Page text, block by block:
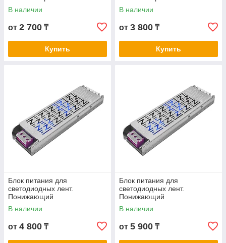
трансформатор FAN LUX 12V
60W
В наличии
от 2 700 ₸
Купить
трансформатор FAN LUX 12V
100W
В наличии
от 3 800 ₸
Купить
Блок питания для
светодиодных лент.
Понижающий
трансформатор FAN LUX 12V
200W
В наличии
от 4 800 ₸
Блок питания для
светодиодных лент.
Понижающий
трансформатор FAN LUX 12V
300W
В наличии
от 5 900 ₸